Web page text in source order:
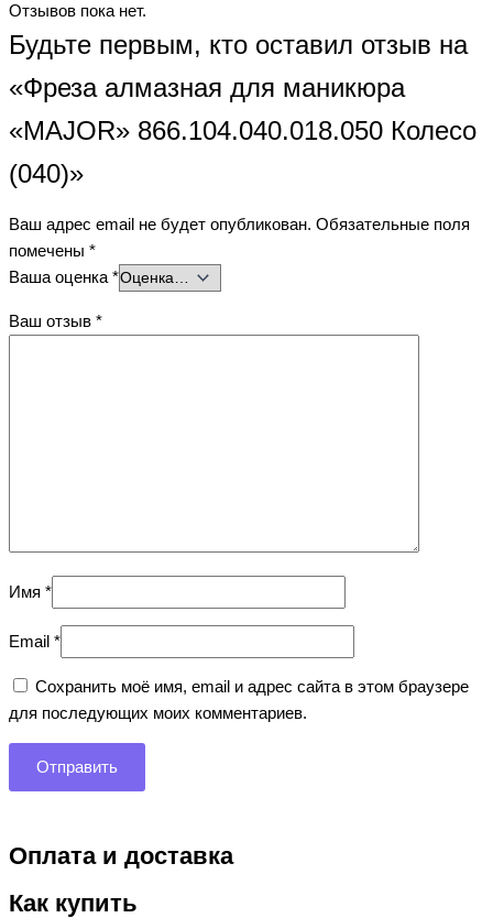
Отзывов пока нет.
Будьте первым, кто оставил отзыв на
«Фреза алмазная для маникюра
«MAJOR» 866.104.040.018.050 Колесо
(040)»
Ваш адрес email не будет опубликован. Обязательные поля
помечены *
Ваша оценка *
Ваш отзыв *
Имя *
Email *
Сохранить моё имя, email и адрес сайта в этом браузере
для последующих моих комментариев.
Оплата и доставка
Как купить